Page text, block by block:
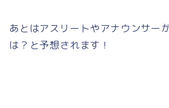
あとはアスリートやアナウンサー
は？と予想されます！